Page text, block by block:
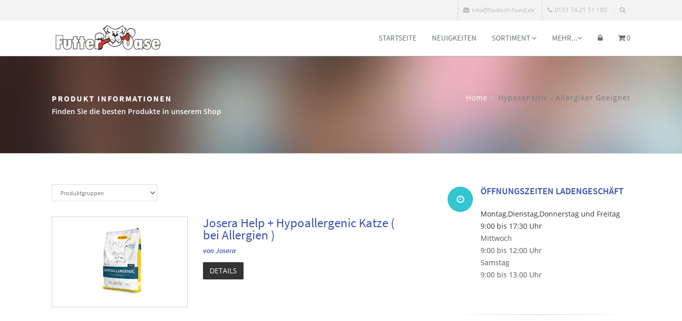
info@badisch-hund.de 0151 74 21 51 180
STARTSEITE NEUIGKEITEN SORTIMENT MEHR... 0
PRODUKT INFORMATIONEN
Finden Sie die besten Produkte in unserem Shop
Home Hyposensitiv - Allergiker Geeignet
Josera Help + Hypoallergenic Katze (
bei Allergien )
von Josera
DETAILS
ÖFFNUNGSZEITEN LADENGESCHÄFT
Montag,Dienstag,Donnerstag und Freitag
9:00 bis 17:30 Uhr
Mittwoch
9:00 bis 12:00 Uhr
Samstag
9:00 bis 13.00 Uhr